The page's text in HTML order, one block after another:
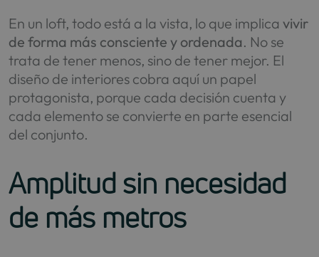
En un loft, todo está a la vista, lo que implica vivir
de forma más consciente y ordenada. No se
trata de tener menos, sino de tener mejor. El
diseño de interiores cobra aquí un papel
protagonista, porque cada decisión cuenta y
cada elemento se convierte en parte esencial
del conjunto.
Amplitud sin necesidad
de más metros